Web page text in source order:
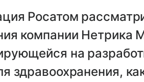
Росатом
компании Нетрика
на
здравоохранения,